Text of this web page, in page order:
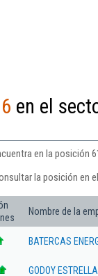
en el
en la posición
la posición en
Nombre de la
BATERCAS
GODOY